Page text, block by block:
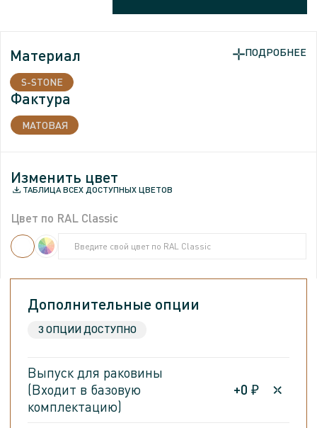
Материал
S-STONE
Фактура
МАТОВАЯ
ПОДРОБНЕЕ
Изменить цвет
ТАБЛИЦА ВСЕХ ДОСТУПНЫХ ЦВЕТОВ
Цвет по RAL Classic
Введите свой цвет по RAL Classic
Введите свой цвет по RAL Classic
Дополнительные опции
3 ОПЦИИ ДОСТУПНО
Выпуск для раковины
(Входит в базовую
комплектацию)
+0 ₽